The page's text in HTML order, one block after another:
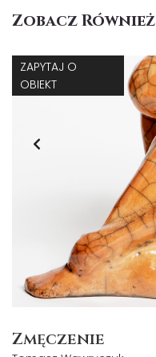
Zobacz Również
ZAPYTAJ O
OBIEKT
Zmęczenie